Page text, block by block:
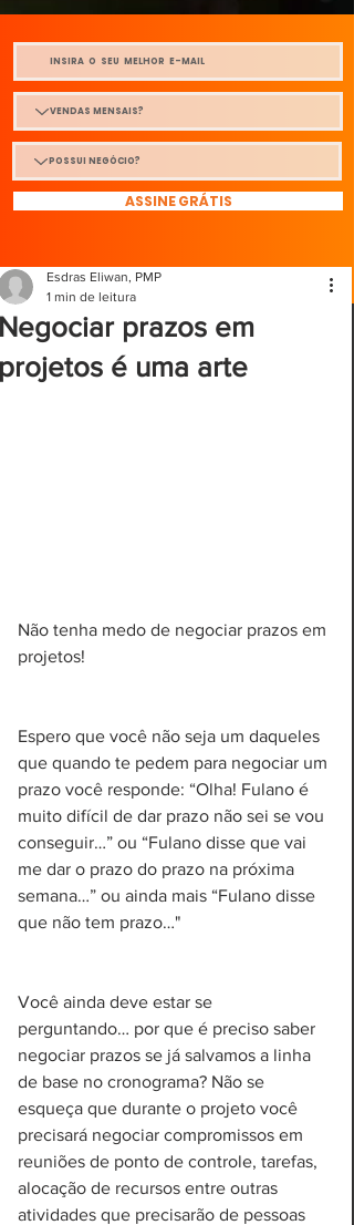
ASSINE GRÁTIS
prazos em
é uma arte
Esdras Eliwan, PMP
1 min de leitura
Não tenha medo de negociar prazos em
projetos!
Espero que você não seja um daqueles
que quando te pedem para negociar um
prazo você responde: “Olha! Fulano é
muito difícil de dar prazo não sei se vou
conseguir…” ou “Fulano disse que vai
me dar o prazo do prazo na próxima
semana…” ou ainda mais “Fulano disse
que não tem prazo…"
Você ainda deve estar se
perguntando… por que é preciso saber
negociar prazos se já salvamos a linha
de base no cronograma? Não se
esqueça que durante o projeto você
precisará negociar compromissos em
reuniões de ponto de controle, tarefas,
alocação de recursos entre outras
atividades que precisarão de pessoas